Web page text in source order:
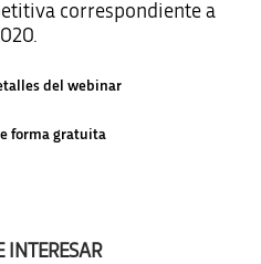
correspondiente a
del webinar
forma gratuita
INTERESAR